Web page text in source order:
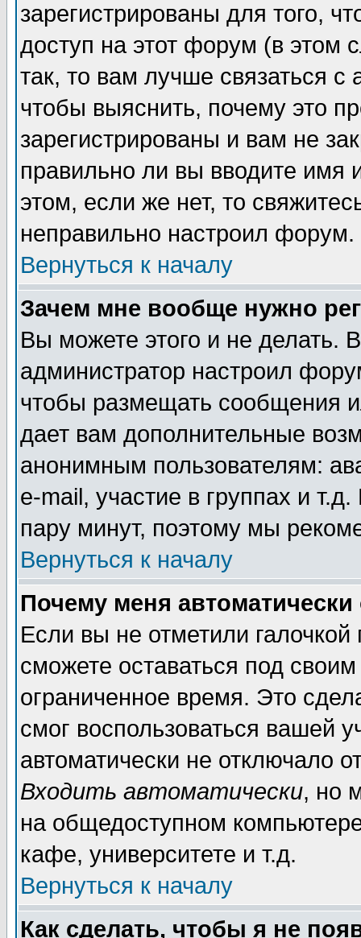
зарегистрированы для того,
доступ на этот форум (в этом
так, то вам лучше связаться
чтобы выяснить, почему это
зарегистрированы и вам не
правильно ли вы вводите
этом, если же нет, то
неправильно настроил форум.
Вернуться к началу
Зачем мне вообще нужно
Вы можете этого и не делать.
администратор настроил
чтобы размещать сообщения
дает вам дополнительные
анонимным пользователям:
e-mail, участие в группах и
пару минут, поэтому мы
Вернуться к началу
Почему меня автоматически
Если вы не отметили галочкой
сможете оставаться под
ограниченное время. Это
смог воспользоваться вашей
автоматически не отключало
Входить автоматически, но
на общедоступном
кафе, университете и т.д.
Вернуться к началу
Как сделать, чтобы я не